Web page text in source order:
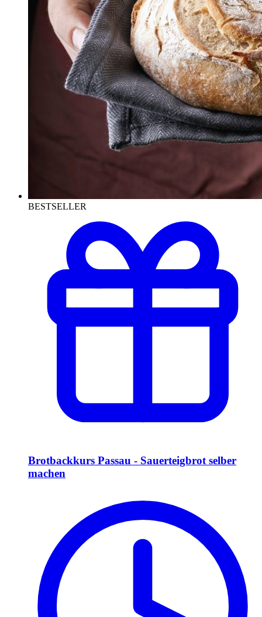
BESTSELLER
Brotbackkurs Passau - Sauerteigbrot selber
machen